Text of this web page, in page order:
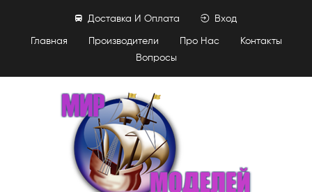
Главная Производители Про Нас
Контакты
Вопросы
Доставка И Оплата Вход